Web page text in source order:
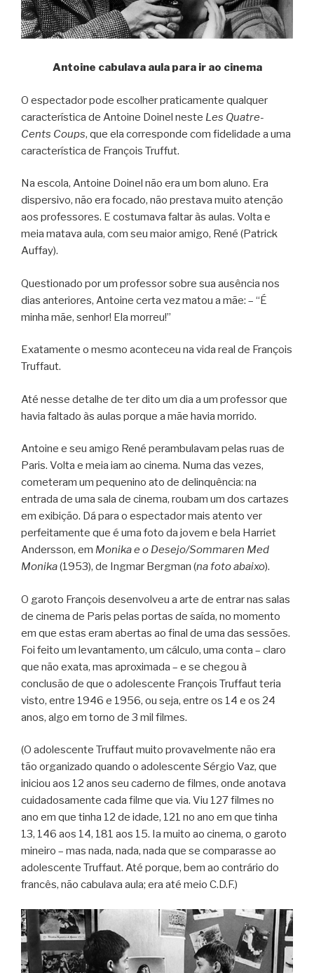
Antoine cabulava aula para ir ao cinema
O espectador pode escolher praticamente qualquer
característica de Antoine Doinel neste Les Quatre-
Cents Coups, que ela corresponde com fidelidade a uma
característica de François Truffut.
Na escola, Antoine Doinel não era um bom aluno. Era
dispersivo, não era focado, não prestava muito atenção
aos professores. E costumava faltar às aulas. Volta e
meia matava aula, com seu maior amigo, René (Patrick
Auffay).
Questionado por um professor sobre sua ausência nos
dias anteriores, Antoine certa vez matou a mãe: – “É
minha mãe, senhor! Ela morreu!”
Exatamente o mesmo aconteceu na vida real de François
Truffaut.
Até nesse detalhe de ter dito um dia a um professor que
havia faltado às aulas porque a mãe havia morrido.
Antoine e seu amigo René perambulavam pelas ruas de
Paris. Volta e meia iam ao cinema. Numa das vezes,
cometeram um pequenino ato de delinquência: na
entrada de uma sala de cinema, roubam um dos cartazes
em exibição. Dá para o espectador mais atento ver
perfeitamente que é uma foto da jovem e bela Harriet
Andersson, em Monika e o Desejo/Sommaren Med
Monika(1953), de Ingmar Bergman (na foto abaixo).
O garoto François desenvolveu a arte de entrar nas salas
de cinema de Paris pelas portas de saída, no momento
em que estas eram abertas ao final de uma das sessões.
Foi feito um levantamento, um cálculo, uma conta – claro
que não exata, mas aproximada – e se chegou à
conclusão de que o adolescente François Truffaut teria
visto, entre 1946 e 1956, ou seja, entre os 14 e os 24
anos, algo em torno de 3 mil filmes.
(O adolescente Truffaut muito provavelmente não era
tão organizado quando o adolescente Sérgio Vaz, que
iniciou aos 12 anos seu caderno de filmes, onde anotava
cuidadosamente cada filme que via. Viu 127 filmes no
ano em que tinha 12 de idade, 121 no ano em que tinha
13, 146 aos 14, 181 aos 15. Ia muito ao cinema, o garoto
mineiro – mas nada, nada, nada que se comparasse ao
adolescente Truffaut. Até porque, bem ao contrário do
francês, não cabulava aula; era até meio C.D.F.)